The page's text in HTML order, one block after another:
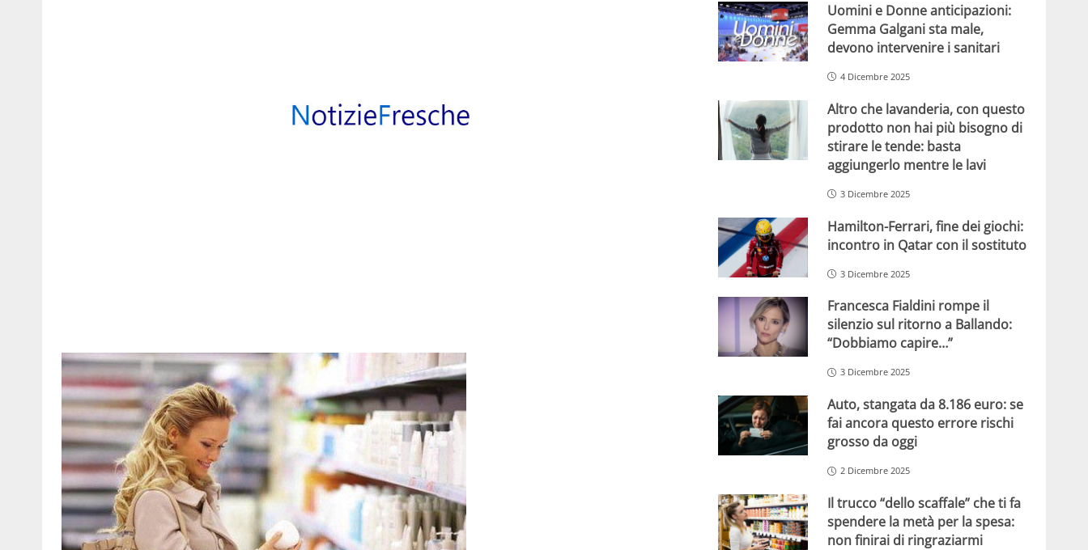
Uomini e Donne anticipazioni:
Gemma Galgani sta male,
devono intervenire i sanitari
4 Dicembre 2025
Altro che lavanderia, con questo
prodotto non hai più bisogno di
stirare le tende: basta
aggiungerlo mentre le lavi
3 Dicembre 2025
Hamilton-Ferrari, fine dei giochi:
incontro in Qatar con il sostituto
3 Dicembre 2025
Francesca Fialdini rompe il
silenzio sul ritorno a Ballando:
“Dobbiamo capire…”
3 Dicembre 2025
Auto, stangata da 8.186 euro: se
fai ancora questo errore rischi
grosso da oggi
2 Dicembre 2025
Il trucco “dello scaffale” che ti fa
spendere la metà per la spesa:
non finirai di ringraziarmi